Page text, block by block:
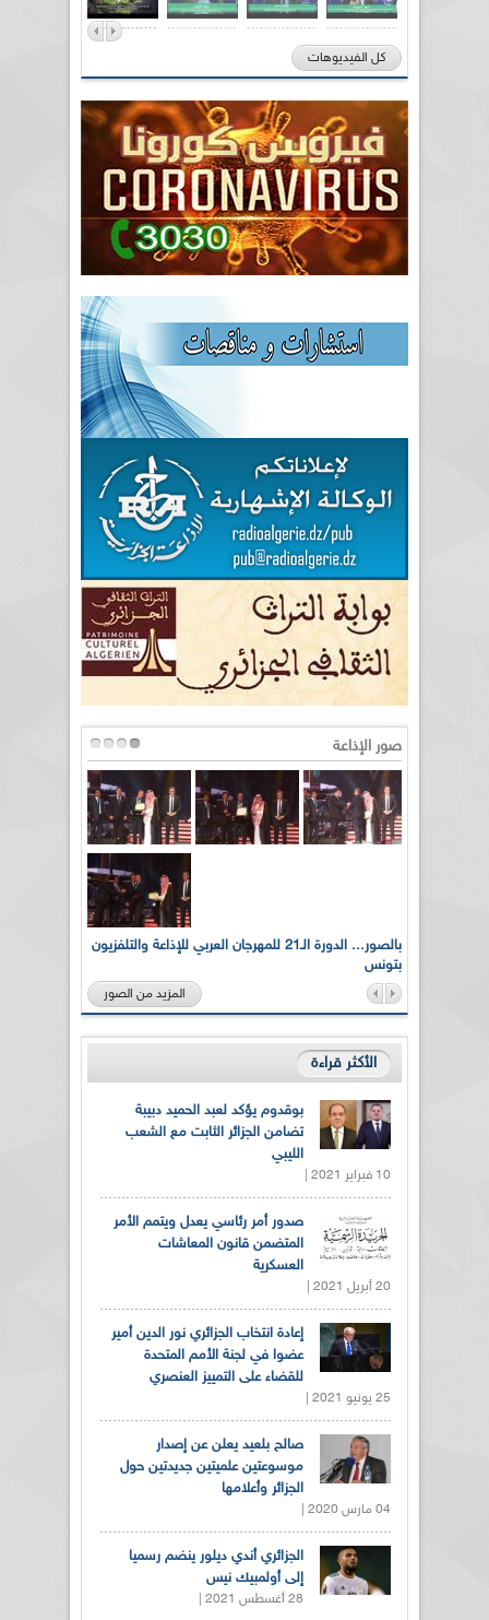
كل الفيديوهات
صور الإذاعة
بالصور... الدورة الـ21 للمهرجان العربي للإذاعة والتلفزيون
بتونس
المزيد من الصور
الأكثر قراءة
بوقدوم يؤكد لعبد الحميد دبيبة
تضامن الجزائر الثابت مع الشعب
الليبي
10 فبراير 2021 |
صدور أمر رئاسي يعدل ويتمم الأمر
المتضمن قانون المعاشات
العسكرية
20 أبريل 2021 |
إعادة انتخاب الجزائري نور الدين أمير
عضوا في لجنة الأمم المتحدة
للقضاء على التمييز العنصري
25 يونيو 2021 |
صالح بلعيد يعلن عن إصدار
موسوعتين علميتين جديدتين حول
الجزائر وأعلامها
04 مارس 2020 |
الجزائري أندي ديلور ينضم رسميا
إلى أولمبيك نيس
28 أغسطس 2021 |